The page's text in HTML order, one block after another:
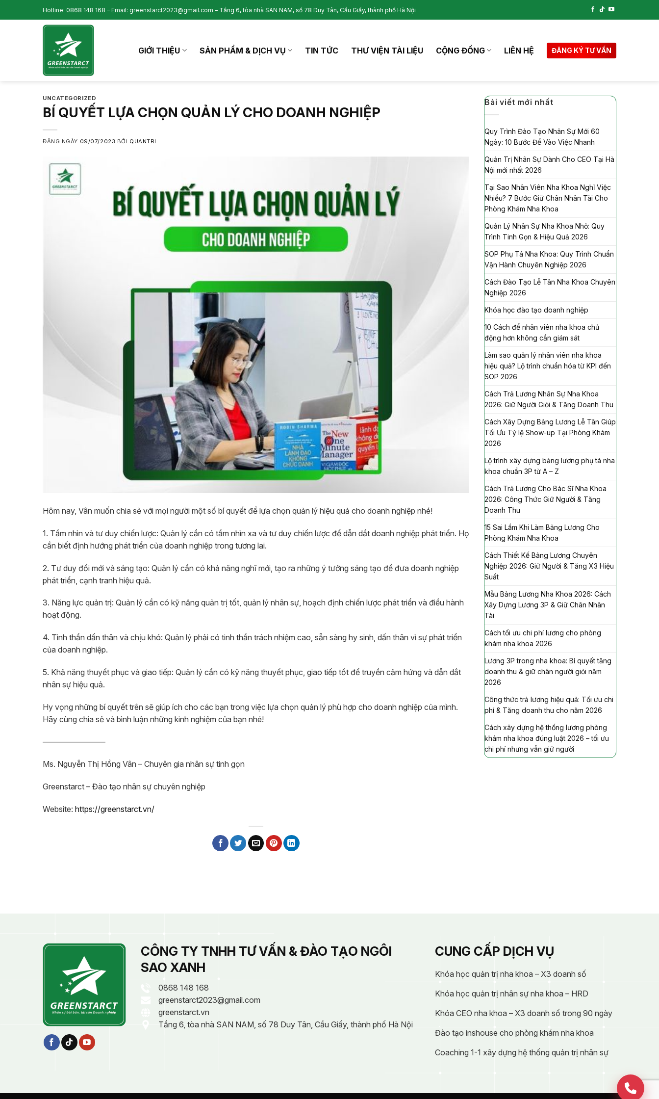
to
Hotline: 0868 148 168 – Email: greenstarct2023@gmail.com – Tầng 6, tòa nhà SAN NAM, số 78 Duy Tân, Cầu Giấy, thành phố Hà Nội
GIỚI THIỆU SẢN PHẨM & DỊCH VỤ TIN TỨC THƯ VIỆN TÀI LIỆU CỘNG ĐỒNG LIÊN HỆ ĐĂNG KÝ TƯ VẤN
UNCATEGORIZED
BÍ QUYẾT LỰA CHỌN QUẢN LÝ CHO DOANH NGHIỆP
ĐĂNG NGÀY 09/07/2023 BỞI QUANTRI
Hôm nay, Vân muốn chia sẻ với mọi người một số bí quyết để lựa chọn quản lý hiệu quả cho doanh nghiệp nhé!
1. Tầm nhìn và tư duy chiến lược: Quản lý cần có tầm nhìn xa và tư duy chiến lược để dẫn dắt doanh nghiệp phát triển. Họ
cần biết định hướng phát triển của doanh nghiệp trong tương lai.
2. Tư duy đổi mới và sáng tạo: Quản lý cần có khả năng nghĩ mới, tạo ra những ý tưởng sáng tạo để đưa doanh nghiệp
phát triển, cạnh tranh hiệu quả.
3. Năng lực quản trị: Quản lý cần có kỹ năng quản trị tốt, quản lý nhân sự, hoạch định chiến lược phát triển và điều hành
hoạt động.
4. Tinh thần dấn thân và chịu khó: Quản lý phải có tinh thần trách nhiệm cao, sẵn sàng hy sinh, dấn thân vì sự phát triển
của doanh nghiệp.
5. Khả năng thuyết phục và giao tiếp: Quản lý cần có kỹ năng thuyết phục, giao tiếp tốt để truyền cảm hứng và dẫn dắt
nhân sự hiệu quả.
Hy vọng những bí quyết trên sẽ giúp ích cho các bạn trong việc lựa chọn quản lý phù hợp cho doanh nghiệp của mình.
Hãy cùng chia sẻ và bình luận những kinh nghiệm của bạn nhé!
————————
Ms. Nguyễn Thị Hồng Vân – Chuyên gia nhân sự tinh gọn
Greenstarct – Đào tạo nhân sự chuyên nghiệp
Website: https://greenstarct.vn/
Bài viết mới nhất
Quy Trình Đào Tạo Nhân Sự Mới 60
Ngày: 10 Bước Để Vào Việc Nhanh
Quản Trị Nhân Sự Dành Cho CEO Tại Hà
Nội mới nhất 2026
Tại Sao Nhân Viên Nha Khoa Nghỉ Việc
Nhiều? 7 Bước Giữ Chân Nhân Tài Cho
Phòng Khám Nha Khoa
Quản Lý Nhân Sự Nha Khoa Nhỏ: Quy
Trình Tinh Gọn & Hiệu Quả 2026
SOP Phụ Tá Nha Khoa: Quy Trình Chuẩn
Vận Hành Chuyên Nghiệp 2026
Cách Đào Tạo Lễ Tân Nha Khoa Chuyên
Nghiệp 2026
Khóa học đào tạo doanh nghiệp
10 Cách để nhân viên nha khoa chủ
động hơn không cần giám sát
Làm sao quản lý nhân viên nha khoa
hiệu quả? Lộ trình chuẩn hóa từ KPI đến
SOP 2026
Cách Trả Lương Nhân Sự Nha Khoa
2026: Giữ Người Giỏi & Tăng Doanh Thu
Cách Xây Dựng Bảng Lương Lễ Tân Giúp
Tối Ưu Tỷ lệ Show-up Tại Phòng Khám
2026
Lộ trình xây dựng bảng lương phụ tá nha
khoa chuẩn 3P từ A – Z
Cách Trả Lương Cho Bác Sĩ Nha Khoa
2026: Công Thức Giữ Người & Tăng
Doanh Thu
15 Sai Lầm Khi Làm Bảng Lương Cho
Phòng Khám Nha Khoa
Cách Thiết Kế Bảng Lương Chuyên
Nghiệp 2026: Giữ Người & Tăng X3 Hiệu
Suất
Mẫu Bảng Lương Nha Khoa 2026: Cách
Xây Dựng Lương 3P & Giữ Chân Nhân
Tài
Cách tối ưu chi phí lương cho phòng
khám nha khoa 2026
Lương 3P trong nha khoa: Bí quyết tăng
doanh thu & giữ chân người giỏi năm
2026
Công thức trả lương hiệu quả: Tối ưu chi
phí & Tăng doanh thu cho năm 2026
Cách xây dựng hệ thống lương phòng
khám nha khoa đúng luật 2026 – tối ưu
chi phí nhưng vẫn giữ người
CÔNG TY TNHH TƯ VẤN & ĐÀO TẠO NGÔI
SAO XANH
0868 148 168
greenstarct2023@gmail.com
greenstarct.vn
Tầng 6, tòa nhà SAN NAM, số 78 Duy Tân, Cầu Giấy, thành phố Hà Nội
CUNG CẤP DỊCH VỤ
Khóa học quản trị nha khoa – X3 doanh số
Khóa học quản trị nhân sự nha khoa – HRD
Khóa CEO nha khoa – X3 doanh số trong 90 ngày
Đào tạo inshouse cho phòng khám nha khoa
Coaching 1-1 xây dựng hệ thống quản trị nhân sự